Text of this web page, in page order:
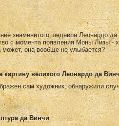
знаменитого шедевра Леонардо
с момента появления Моны Лизы -
может, она вообще не улыбается?
великого Леонардо да
сам художник, обнаружили
да Винчи